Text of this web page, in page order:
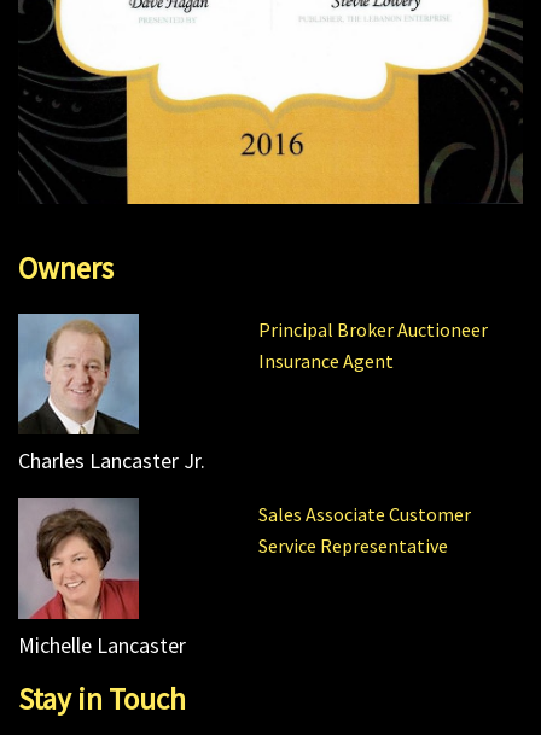
Owners
Principal Broker Auctioneer
Insurance Agent
Charles Lancaster Jr.
Sales Associate Customer
Service Representative
Michelle Lancaster
Stay in Touch